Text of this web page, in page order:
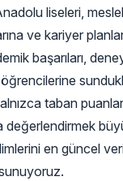
liseleri,
ve kariyer
başarıları,
taban
değerlendirmek
en güncel